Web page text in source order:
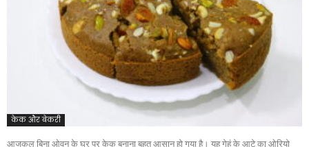
केक और बेकरी
आजकल बिना ओवन के घर पर केक बनाना बहुत आसान हो गया है। यह गेहूं के आटे का ओरियो